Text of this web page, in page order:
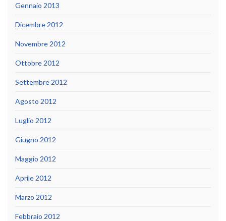
Gennaio 2013
Dicembre 2012
Novembre 2012
Ottobre 2012
Settembre 2012
Agosto 2012
Luglio 2012
Giugno 2012
Maggio 2012
Aprile 2012
Marzo 2012
Febbraio 2012